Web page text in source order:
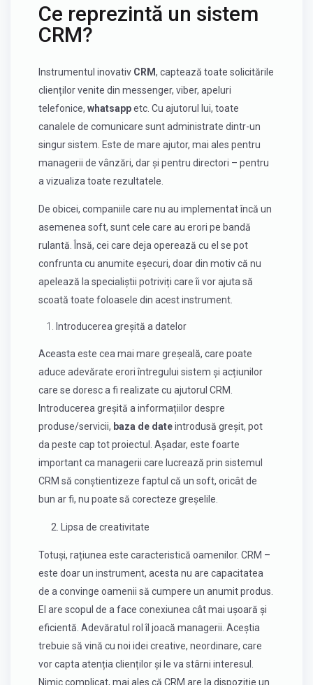
Ce reprezintă un sistem
CRM?
Instrumentul inovativ CRM, captează toate solicitările
clienților venite din messenger, viber, apeluri
telefonice, whatsappetc. Cu ajutorul lui, toate
canalele de comunicare sunt administrate dintr-un
singur sistem. Este de mare ajutor, mai ales pentru
managerii de vânzări, dar și pentru directori – pentru
a vizualiza toate rezultatele.
De obicei, companiile care nu au implementat încă un
asemenea soft, sunt cele care au erori pe bandă
rulantă. Însă, cei care deja operează cu el se pot
confrunta cu anumite eșecuri, doar din motiv că nu
apelează la specialiștii potriviți care îi vor ajuta să
scoată toate foloasele din acest instrument.
Introducerea greșită a datelor
Aceasta este cea mai mare greșeală, care poate
aduce adevărate erori întregului sistem și acțiunilor
care se doresc a fi realizate cu ajutorul CRM.
Introducerea greșită a informațiilor despre
produse/servicii, baza de dateintrodusă greșit, pot
da peste cap tot proiectul. Așadar, este foarte
important ca managerii care lucrează prin sistemul
CRM să conștientizeze faptul că un soft, oricât de
bun ar fi, nu poate să corecteze greșelile.
2. Lipsa de creativitate
Totuși, rațiunea este caracteristică oamenilor. CRM –
este doar un instrument, acesta nu are capacitatea
de a convinge oamenii să cumpere un anumit produs.
El are scopul de a face conexiunea cât mai ușoară și
eficientă. Adevăratul rol îl joacă managerii. Aceștia
trebuie să vină cu noi idei creative, neordinare, care
vor capta atenția clienților și le va stârni interesul.
Nimic complicat, mai ales că CRM are la dispoziție un